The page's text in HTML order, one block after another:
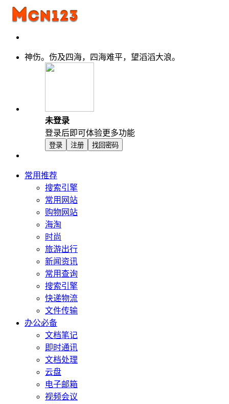
神伤。伤及四海，四海难平，望滔滔大浪。
未登录
登录后即可体验更多功能
登录 注册 找回密码
常用推荐
搜索引擎
常用网站
购物网站
海淘
时尚
旅游出行
新闻资讯
常用查询
搜索引擎
快递物流
文件传输
办公必备
文档笔记
即时通讯
文档处理
云盘
电子邮箱
视频会议